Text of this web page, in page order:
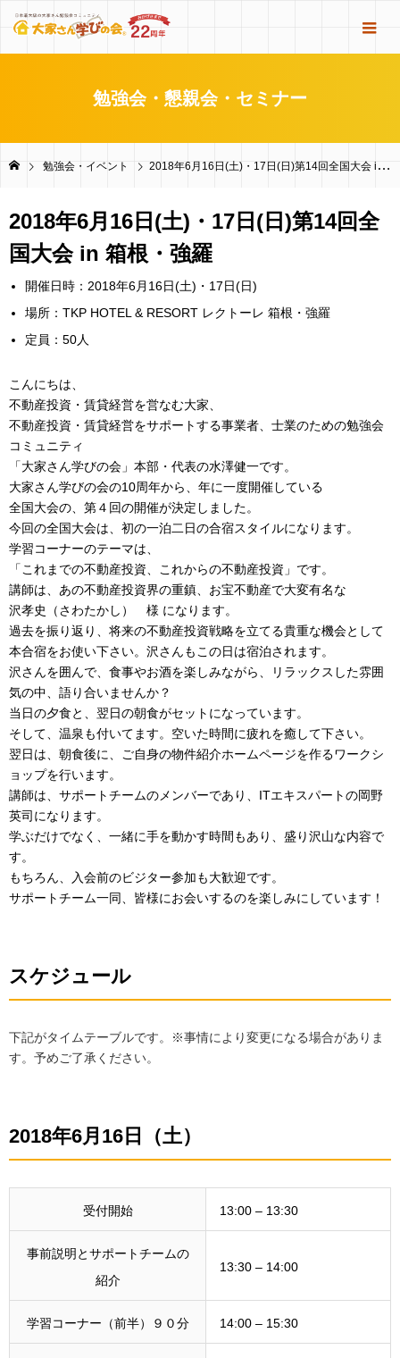
勉強会・懇親会・セミナー
勉強会・イベント 2018年6月16日(土)・17日(日)第14回全国大会 in 箱根・強羅
2018年6月16日(土)・17日(日)第14回全
国大会 in 箱根・強羅
開催日時：2018年6月16日(土)・17日(日)
場所：TKP HOTEL & RESORT レクトーレ 箱根・強羅
定員：50人
こんにちは、
不動産投資・賃貸経営を営なむ大家、
不動産投資・賃貸経営をサポートする事業者、士業のための勉強会
コミュニティ
「大家さん学びの会」本部・代表の水澤健一です。
大家さん学びの会の10周年から、年に一度開催している
全国大会の、第４回の開催が決定しました。
今回の全国大会は、初の一泊二日の合宿スタイルになります。
学習コーナーのテーマは、
「これまでの不動産投資、これからの不動産投資」です。
講師は、あの不動産投資界の重鎮、お宝不動産で大変有名な
沢孝史（さわたかし） 様 になります。
過去を振り返り、将来の不動産投資戦略を立てる貴重な機会として
本合宿をお使い下さい。沢さんもこの日は宿泊されます。
沢さんを囲んで、食事やお酒を楽しみながら、リラックスした雰囲
気の中、語り合いませんか？
当日の夕食と、翌日の朝食がセットになっています。
そして、温泉も付いてます。空いた時間に疲れを癒して下さい。
翌日は、朝食後に、ご自身の物件紹介ホームページを作るワークシ
ョップを行います。
講師は、サポートチームのメンバーであり、ITエキスパートの岡野
英司になります。
学ぶだけでなく、一緒に手を動かす時間もあり、盛り沢山な内容で
す。
もちろん、入会前のビジター参加も大歓迎です。
サポートチーム一同、皆様にお会いするのを楽しみにしています！
スケジュール
下記がタイムテーブルです。※事情により変更になる場合がありま
す。予めご了承ください。
2018年6月16日（土）
受付開始 13:00 – 13:30
事前説明とサポートチームの
紹介
13:30 – 14:00
学習コーナー（前半）９０分 14:00 – 15:30